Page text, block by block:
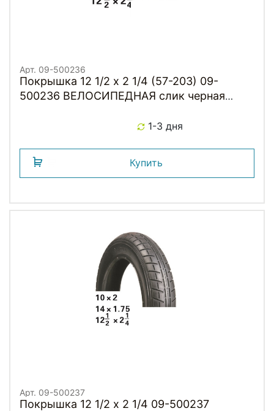
Арт. 09-500236
Покрышка 12 1/2 х 2 1/4 (57-203) 09-
500236 ВЕЛОСИПЕДНАЯ слик черная
1-3 дня
Купить
Арт. 09-500237
Покрышка 12 1/2 х 2 1/4 09-500237